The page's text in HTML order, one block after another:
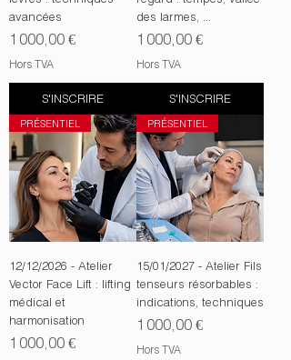
avancées
Prix
1 000,00 €
Hors TVA
S'INSCRIRE
des larmes, ...
Prix
1 000,00 €
Hors TVA
S'INSCRIRE
PRÉSENTIEL
12/12/2026 - Atelier
Vector Face Lift : lifting
médical et
harmonisation
Prix
1 000,00 €
PRÉSENTIEL
15/01/2027 - Atelier Fils
tenseurs résorbables :
indications, techniques
Prix
1 000,00 €
Hors TVA